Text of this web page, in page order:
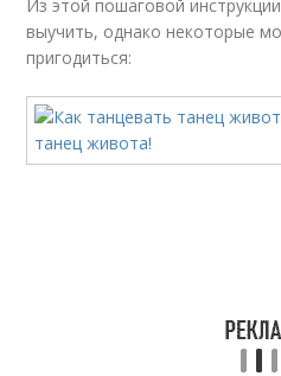
Из этой пошаговой
выучить, однако некоторые
пригодиться: